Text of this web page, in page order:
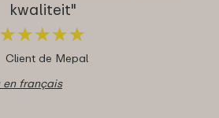
kwaliteit"
★★★★★
★★★★★
Client de Mepal
en français